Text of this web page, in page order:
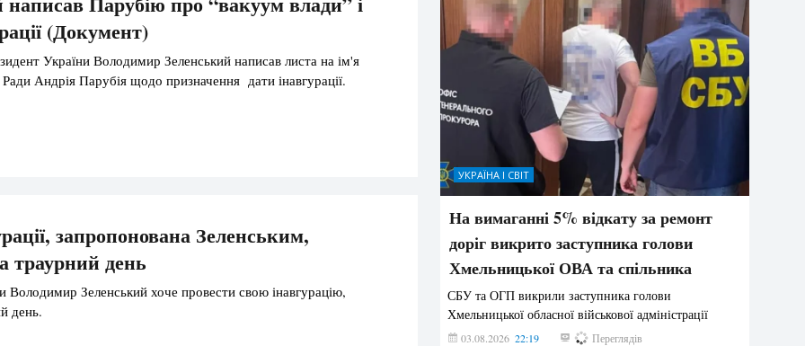
(Документ)
України Володимир Зеленський написав листа на ім'я
Андрія Парубія щодо призначення дати інавгурації.
запропонована Зеленським,
траурний день
Володимир Зеленський хоче провести свою інавгурацію,
день.
УКРАЇНА І СВІТ
На вимаганні 5% відкату за ремонт
доріг викрито заступника голови
Хмельницької ОВА та спільника
СБУ та ОГП викрили заступника голови
Хмельницької обласної військової адміністрації
03.08.2026 22:19 883 Переглядів